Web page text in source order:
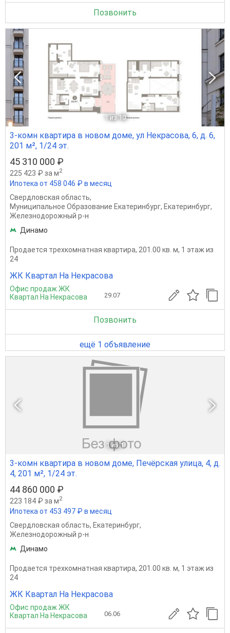
Позвонить
1 из 10
3-комн квартира в новом доме, ул Некрасова, 6, д. 6,
201 м², 1/24 эт.
45 310 000 ₽
225 423 ₽ за м2
Ипотека от 458 046 ₽ в месяц
Свердловская область,
Муниципальное Образование Екатеринбург, Екатеринбург,
Железнодорожный р-н
Динамо
Продается трехкомнатная квартира, 201.00 кв. м, 1 этаж из
24
ЖК Квартал На Некрасова
Офис продаж ЖК
Квартал На Некрасова
29.07
Позвонить
ещё 1 объявление
1 из 1
3-комн квартира в новом доме, Печёрская улица, 4, д.
4, 201 м², 1/24 эт.
44 860 000 ₽
223 184 ₽ за м2
Ипотека от 453 497 ₽ в месяц
Свердловская область, Екатеринбург,
Железнодорожный р-н
Динамо
Продается трехкомнатная квартира, 201.00 кв. м, 1 этаж из
24
ЖК Квартал На Некрасова
Офис продаж ЖК
Квартал На Некрасова
06.06